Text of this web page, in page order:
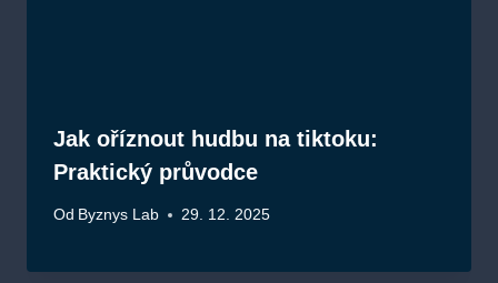
Jak oříznout hudbu na tiktoku:
Praktický průvodce
Od Byznys Lab 29. 12. 2025